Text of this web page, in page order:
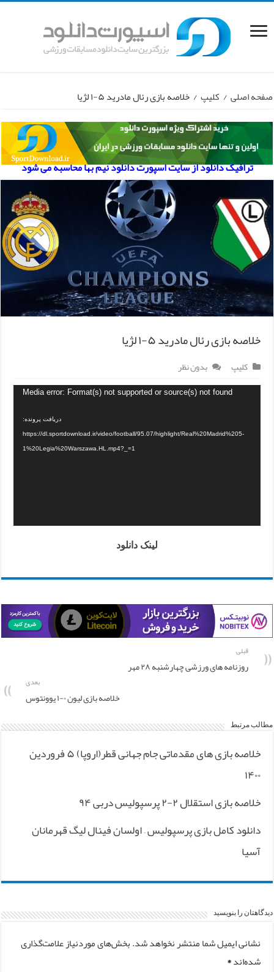
صفحه اصلی / کلیپ / خلاصه بازی رئال مادرید ۵-۱ لژیا
ترافیک دانلود از سایت اسپورت دانلود نیم بها محاسبه می شود
خلاصه بازی رئال مادرید ۵-۱ لژیا
کلیپ بدون نظر
Media error: Format(s) not supported or source(s) not found
دریافت پرونده:
https://dl.sportdownload.ir/video/football/95.07/highlight/Real%20Madrid%205-
1%20Legia%20Warszawa.HL.mp4?_=1
لینک دانلود
قبلی
روزنامه های ورزشی چهارشنبه ۲۸ مهر
بعدی
خلاصه بازی لیون ۰-۱ یوونتوس
مطالب مرتبط
خلاصه بازی های مقدماتی جام جهانی قطر(اروپا) ۵ فروردین
۱۴۰۰
خلاصه بازی استقلال ۲-۲ پرسپولیس دربی ۹۴
دانلود کامل بازی پرسپولیس – اولسان فینال لیگ قهرمانان
آسیا
دیدگاهتان را بنویسید
نشانی ایمیل شما منتشر نخواهد شد.بخش‌های موردنیاز علامت‌گذاری
شده‌اند*